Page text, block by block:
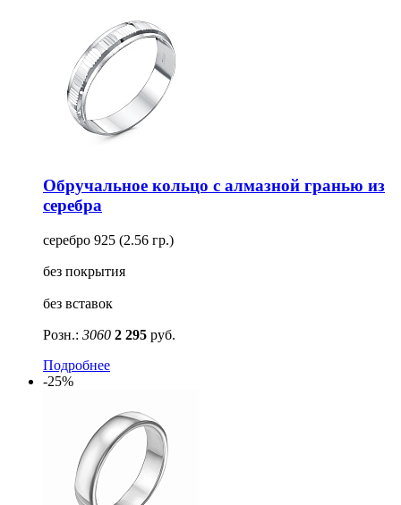
Обручальное кольцо с алмазной гранью из
серебра
серебро 925 (2.56 гр.)
без покрытия
без вставок
Розн.: 3060 2 295 руб.
Подробнее
-25%